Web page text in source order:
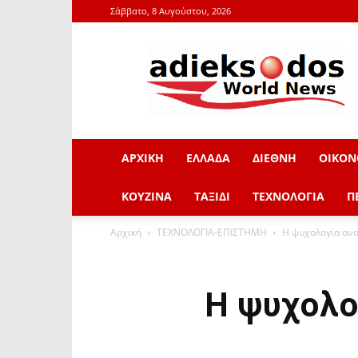
Σάββατο, 8 Αυγούστου, 2026
adieksodos.gr
ΑΡΧΙΚΗ ΕΛΛΑΔΑ ΔΙΕΘΝΗ
ΚΟΥΖΙΝΑ ΤΑΞΙΔΙ ΤΕΧΝΟΛΟΓΙΑ
Αρχική ΤΕΧΝΟΛΟΓΙΑ-ΕΠΙΣΤΗΜΗ Η ψυχολογία
Η